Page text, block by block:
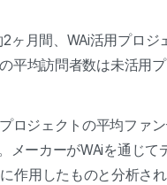
月間、WAi活用プロジ
平均訪問者数は未活用
ロジェクトの平均ファ
メーカーがWAiを通じて
作用したものと分析さ